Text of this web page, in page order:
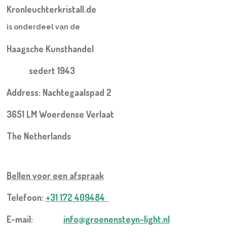
Kronleuchterkristall.de
is onderdeel van de
Haagsche Kunsthandel
sedert 1943
Address: Nachtegaalspad 2
3651 LM Woerdense Verlaat
The Netherlands
Bellen voor een afspraak
Telefoon: +31 172 409484
E-mail: info@groenensteyn-light.nl